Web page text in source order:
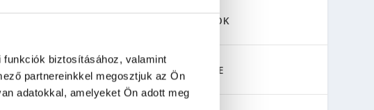
biztosításához, valamint
partnereinkkel megosztjuk az Ön
adatokkal, amelyeket Ön adott meg
kapcsos és
az M-Acryl akril,
FACEBOOK
YOUTUBE